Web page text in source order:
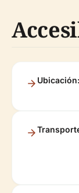
Ubicación: